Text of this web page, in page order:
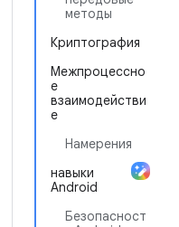
методы
Криптография
Межпроцессно
е
взаимодействи
е
Намерения
навыки
Android
Безопасност